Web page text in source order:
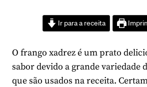
Ir para a receita
O frango xadrez é um prato
sabor devido a grande variedade
que são usados na receita.